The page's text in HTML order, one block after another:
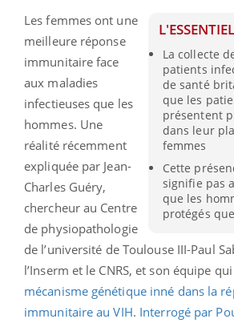
L'ESSENTIEL
La collecte
patients
de santé
que les
présentent
dans leur
femmes
Cette
signifie pas
que les
protégés
Les femmes ont une
meilleure réponse
immunitaire face
aux maladies
infectieuses que les
hommes. Une
réalité récemment
expliquée par Jean-
Charles Guéry,
chercheur au Centre
de physiopathologie
de l’université de Toulouse III-Paul
l’Inserm et le CNRS, et son équipe
mécanisme génétique inné dans la
immunitaire au VIH. Interrogé par